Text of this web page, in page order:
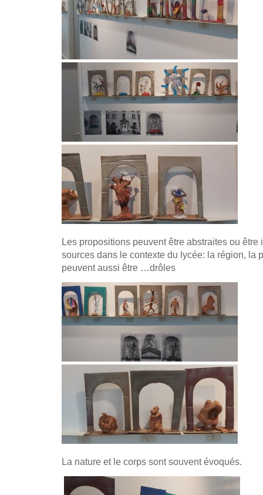
Les propositions peuvent être abstraites ou
sources dans le contexte du lycée: la région, la
peuvent aussi être …drôles
La nature et le corps sont souvent évoqués.